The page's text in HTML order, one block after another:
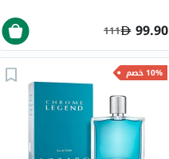
99.90
111
10% خصم